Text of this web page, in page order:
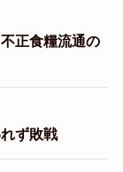
正食糧流通の
ず敗戦